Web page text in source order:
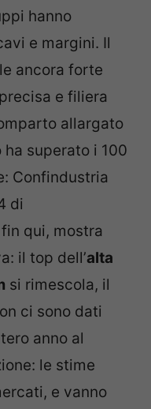
hanno
e margini. Il
ancora forte
e filiera
allargato
superato i 100
Confindustria
di
qui, mostra
il top dell’alta
si rimescola, il
ci sono dati
anno al
le stime
e vanno